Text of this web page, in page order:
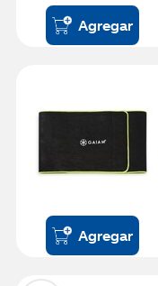
Agregar
Agregar